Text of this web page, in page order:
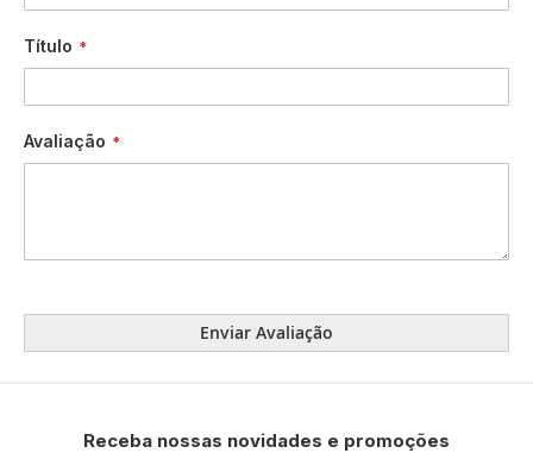
Título
Avaliação
Enviar Avaliação
Receba nossas novidades e promoções